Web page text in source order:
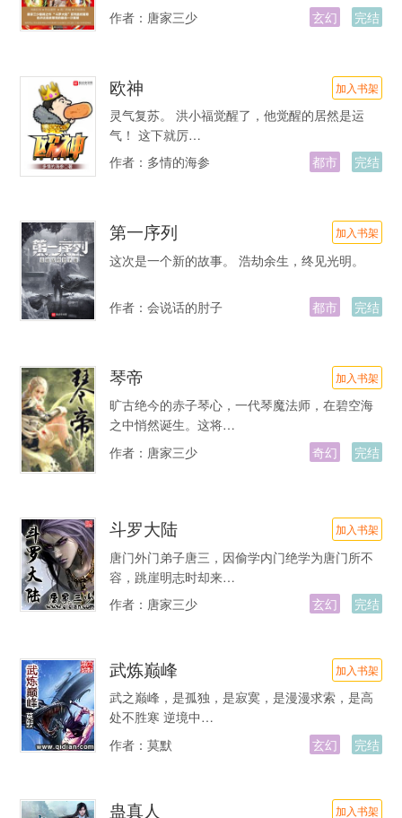
作者： 唐家三少 玄幻 完结
欧神 加入书架
灵气复苏。 洪小福觉醒了，他觉醒的居然是运
气！ 这下就厉…
作者： 多情的海参 都市 完结
第一序列 加入书架
这次是一个新的故事。 浩劫余生，终见光明。
作者： 会说话的肘子 都市 完结
琴帝 加入书架
旷古绝今的赤子琴心，一代琴魔法师，在碧空海
之中悄然诞生。这将…
作者： 唐家三少 奇幻 完结
斗罗大陆 加入书架
唐门外门弟子唐三，因偷学内门绝学为唐门所不
容，跳崖明志时却来…
作者： 唐家三少 玄幻 完结
武炼巅峰 加入书架
武之巅峰，是孤独，是寂寞，是漫漫求索，是高
处不胜寒 逆境中…
作者： 莫默 玄幻 完结
蛊真人 加入书架